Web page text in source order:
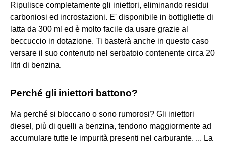
Ripulisce completamente gli iniettori, eliminando residui
carboniosi ed incrostazioni. E' disponibile in bottigliette di
latta da 300 ml ed è molto facile da usare grazie al
beccuccio in dotazione. Ti basterà anche in questo caso
versare il suo contenuto nel serbatoio contenente circa 20
litri di benzina.
Perché gli iniettori battono?
Ma perché si bloccano o sono rumorosi? Gli iniettori
diesel, più di quelli a benzina, tendono maggiormente ad
accumulare tutte le impurità presenti nel carburante. ... La